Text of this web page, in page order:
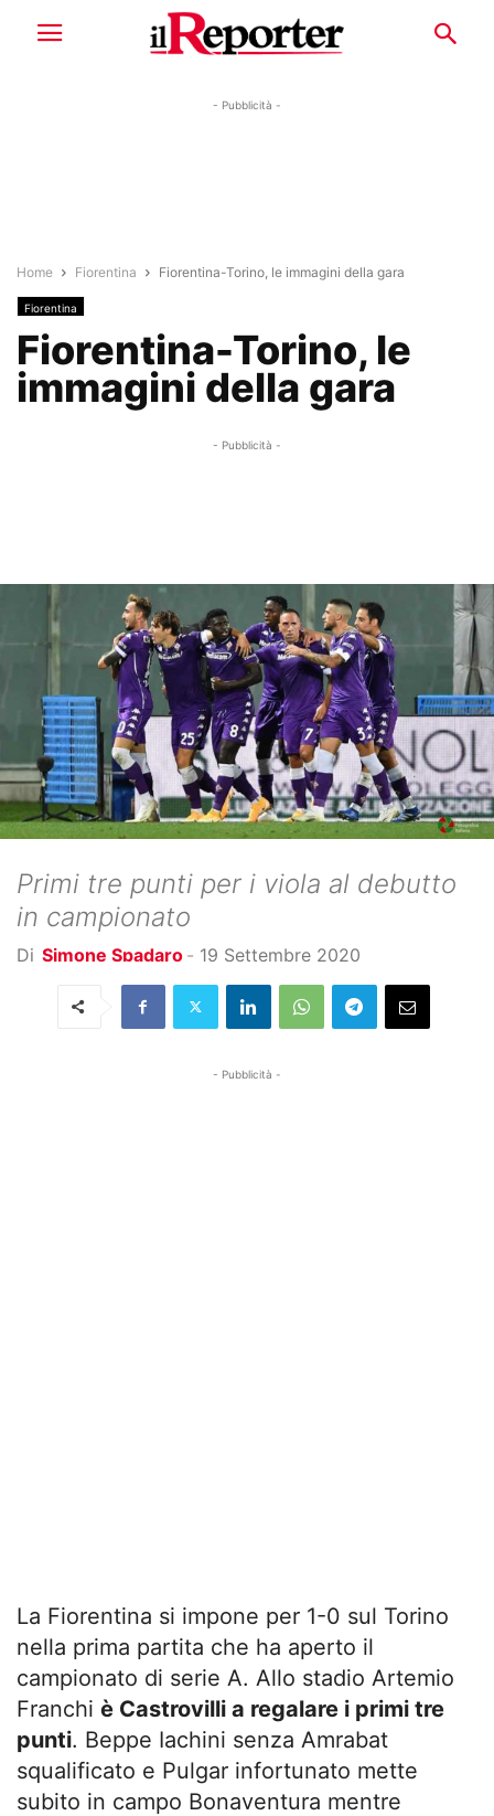
- Pubblicità -
Home Fiorentina Fiorentina-Torino, le immagini della gara
Fiorentina
Fiorentina-Torino, le
immagini della gara
- Pubblicità -
Primi tre punti per i viola al debutto
in campionato
Di Simone Spadaro - 19 Settembre 2020
- Pubblicità -
La Fiorentina si impone per 1-0 sul Torino
nella prima partita che ha aperto il
campionato di serie A. Allo stadio Artemio
Franchi è Castrovilli a regalare i primi tre
punti. Beppe Iachini senza Amrabat
squalificato e Pulgar infortunato mette
subito in campo Bonaventura mentre